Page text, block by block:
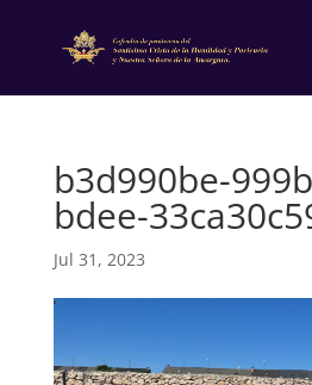
b3d990be-
bdee-
Jul 31, 2023